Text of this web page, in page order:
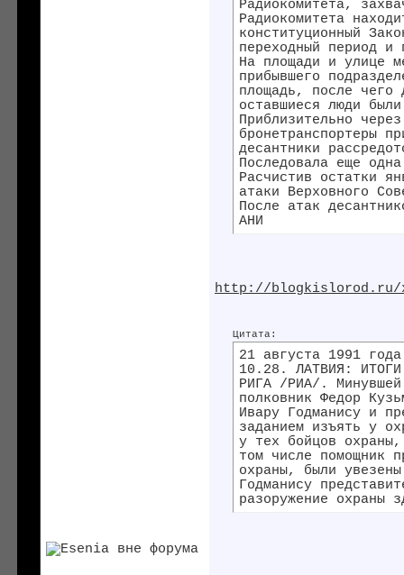
Радиокомитета,
Радиокомитета
конституционный
переходный период и
На площади и улице
прибывшего
площадь, после чего
оставшиеся люди
Приблизительно
бронетранспортеры
десантники
Последовала еще
Расчистив остатки
атаки Верховного
После атак
АНИ
http://blogkislorod.ru/
Цитата:
21 августа 1991 года
10.28. ЛАТВИЯ: ИТОГИ
РИГА /РИА/. Минувшей
полковник Федор
Ивару Годманису и
заданием изъять у
у тех бойцов
том числе помощник
охраны, были
Годманису
разоружение охраны